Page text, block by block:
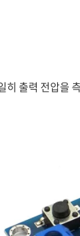
히 출력 전압을